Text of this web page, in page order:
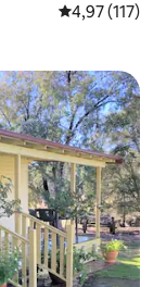
Prosječna
4,97 (117)
gosti”